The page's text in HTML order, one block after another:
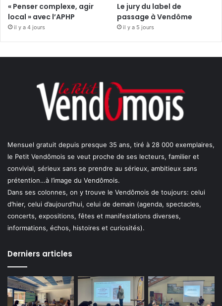
« Penser complexe, agir
local » avec l’APHP
il y a 4 jours
Le jury du label de
passage à Vendôme
il y a 5 jours
Mensuel gratuit depuis presque 35 ans, tiré à 28 000 exemplaires,
le Petit Vendômois se veut proche de ses lecteurs, familier et
convivial, sérieux sans se prendre au sérieux, ambitieux sans
prétention…à l’image du Vendômois.
Dans ses colonnes, on y trouve le Vendômois de toujours: celui
d’hier, celui d’aujourd’hui, celui de demain (agenda, spectacles,
concerts, expositions, fêtes et manifestations diverses,
informations, échos, histoires et curiosités).
Derniers articles